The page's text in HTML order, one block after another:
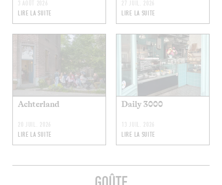
3 AOÛT 2026
LIRE LA SUITE
27 JUIL. 2026
LIRE LA SUITE
Achterland
20 JUIL. 2026
LIRE LA SUITE
Daily 3000
13 JUIL. 2026
LIRE LA SUITE